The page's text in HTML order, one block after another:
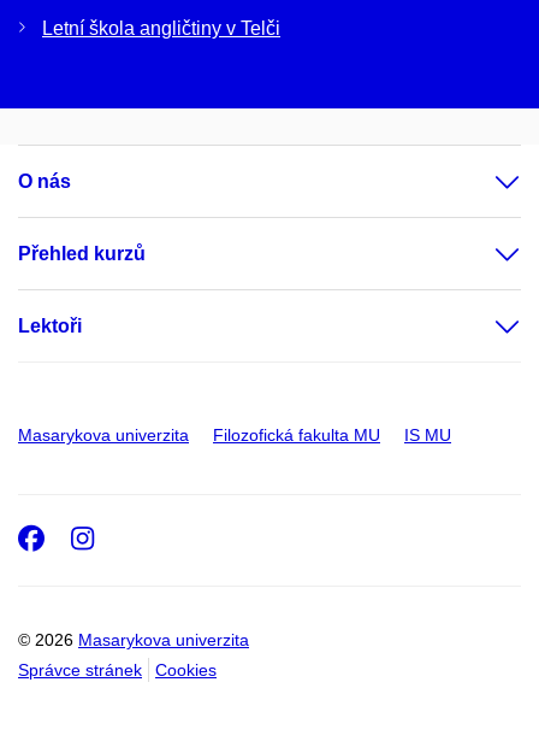
Letní škola angličtiny v Telči
O nás
Přehled kurzů
Lektoři
Masarykova univerzita Filozofická fakulta MU IS MU
© 2026 Masarykova univerzita
Správce stránek
Cookies
Facebook
Instagram